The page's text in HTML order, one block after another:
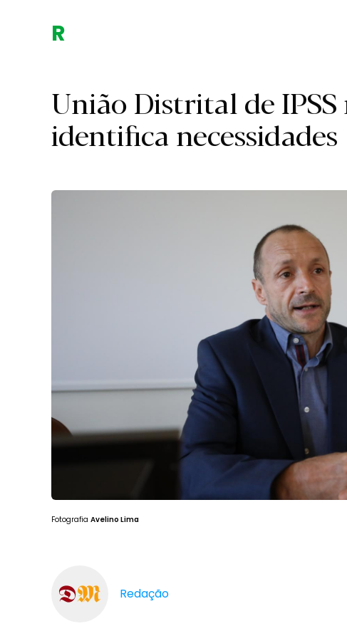
Região.
União Distrital de
identifica necessidades
Fotografia Avelino Lima
Redação